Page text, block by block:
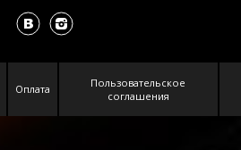
Оплата
Пользовательское
соглашения